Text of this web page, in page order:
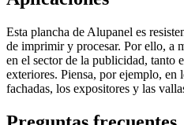
Esta plancha de Alupanel es
de imprimir y procesar. Por ello, a
en el sector de la publicidad, tanto
exteriores. Piensa, por ejemplo, en
fachadas, los expositores y las